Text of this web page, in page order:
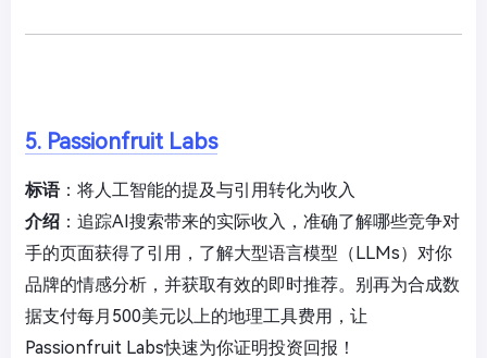
5. Passionfruit Labs
标语：将人工智能的提及与引用转化为收入
介绍 ：追踪AI搜索带来的实际收入，准确了解哪些竞争对
手的页面获得了引用，了解大型语言模型（LLMs）对你
品牌的情感分析，并获取有效的即时推荐。别再为合成数
据支付每月500美元以上的地理工具费用，让
Passionfruit Labs快速为你证明投资回报！